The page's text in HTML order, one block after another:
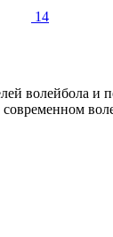
14
волейбола и